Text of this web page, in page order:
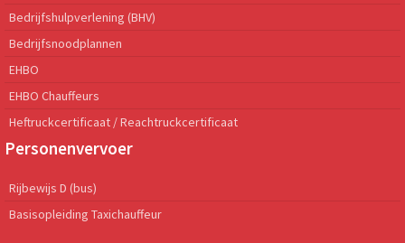
Bedrijfshulpverlening (BHV)
Bedrijfsnoodplannen
EHBO
EHBO Chauffeurs
Heftruckcertificaat / Reachtruckcertificaat
Personenvervoer
Rijbewijs D (bus)
Basisopleiding Taxichauffeur